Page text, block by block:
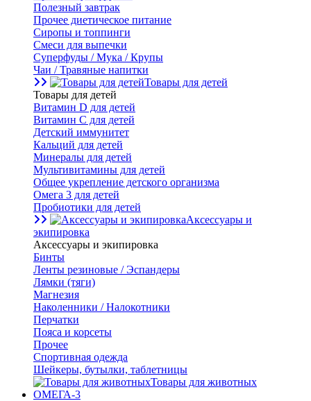
Полезный завтрак
Прочее диетическое питание
Сиропы и топпинги
Смеси для выпечки
Суперфуды / Мука / Крупы
Чаи / Травяные напитки
Товары для детей
Товары для детей
Витамин D для детей
Витамин С для детей
Детский иммунитет
Кальций для детей
Минералы для детей
Мультивитамины для детей
Общее укрепление детского организма
Омега 3 для детей
Пробиотики для детей
Аксессуары и
экипировка
Аксессуары и экипировка
Бинты
Ленты резиновые / Эспандеры
Лямки (тяги)
Магнезия
Наколенники / Налокотники
Перчатки
Пояса и корсеты
Прочее
Спортивная одежда
Шейкеры, бутылки, таблетницы
Товары для животных
ОМЕГА-3